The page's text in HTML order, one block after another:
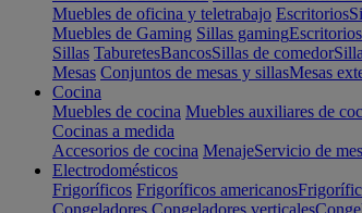
Muebles de oficina y teletrabajo Escritorios
Muebles de Gaming Sillas gaming
Sillas TaburetesBancosSillas de comedor
Mesas Conjuntos de mesas y sillasMesas
Cocina
Muebles de cocina Muebles auxiliares de
Cocinas a medida
Accesorios de cocina MenajeServicio de
Electrodomésticos
Frigoríficos Frigoríficos americanos
Congeladores Congeladores verticales